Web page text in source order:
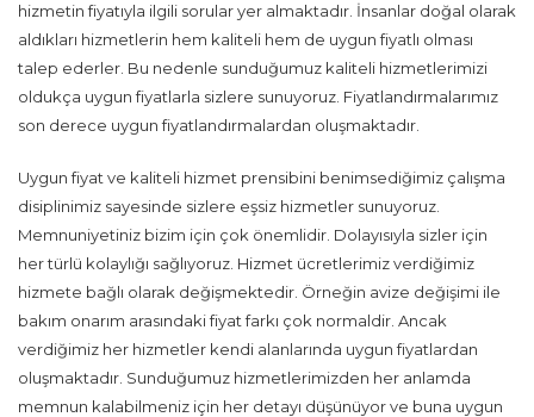
hizmetin fiyatıyla ilgili sorular yer almaktadır. İnsanlar doğal olarak
aldıkları hizmetlerin hem kaliteli hem de uygun fiyatlı olması
talep ederler. Bu nedenle sunduğumuz kaliteli hizmetlerimizi
oldukça uygun fiyatlarla sizlere sunuyoruz. Fiyatlandırmalarımız
son derece uygun fiyatlandırmalardan oluşmaktadır.
Uygun fiyat ve kaliteli hizmet prensibini benimsediğimiz çalışma
disiplinimiz sayesinde sizlere eşsiz hizmetler sunuyoruz.
Memnuniyetiniz bizim için çok önemlidir. Dolayısıyla sizler için
her türlü kolaylığı sağlıyoruz. Hizmet ücretlerimiz verdiğimiz
hizmete bağlı olarak değişmektedir. Örneğin avize değişimi ile
bakım onarım arasındaki fiyat farkı çok normaldir. Ancak
verdiğimiz her hizmetler kendi alanlarında uygun fiyatlardan
oluşmaktadır. Sunduğumuz hizmetlerimizden her anlamda
memnun kalabilmeniz için her detayı düşünüyor ve buna uygun